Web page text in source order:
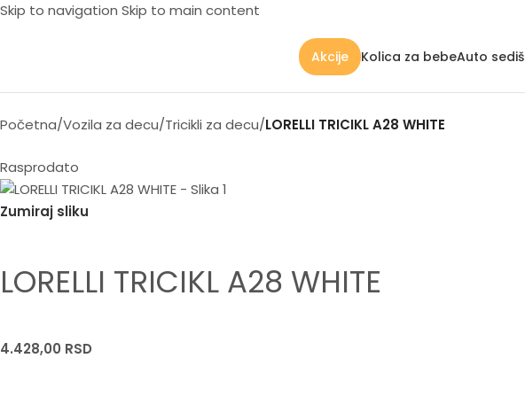
Skip to navigation Skip to main content
Akcije Kolica za bebeAuto
Početna/Vozila za decu/Tricikli za decu/LORELLI TRICIKL A28 WHITE
Rasprodato
Zumiraj sliku
LORELLI TRICIKL A28 WHITE
4.428,00 RSD